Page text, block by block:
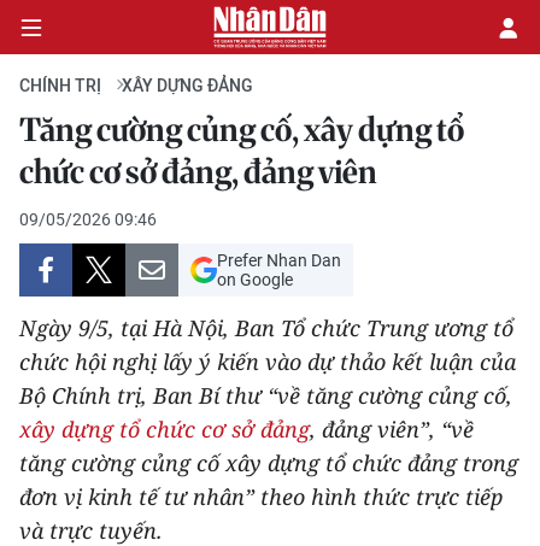
CHÍNH TRỊ
KINH TẾ
VĂN HÓA
XÃ HỘI
PHÁP LUẬT
DU LỊCH
THẾ GIỚI
CHÍNH TRỊ XÂY DỰNG ĐẢNG
Tăng cường củng cố, xây dựng tổ
chức cơ sở đảng, đảng viên
09/05/2026 09:46
Prefer Nhan Dan
on Google
Ngày 9/5, tại Hà Nội, Ban Tổ chức Trung ương tổ
chức hội nghị lấy ý kiến vào dự thảo kết luận của
Bộ Chính trị, Ban Bí thư “về tăng cường củng cố,
xây dựng tổ chức cơ sở đảng, đảng viên”, “về
tăng cường củng cố xây dựng tổ chức đảng trong
đơn vị kinh tế tư nhân” theo hình thức trực tiếp
và trực tuyến.